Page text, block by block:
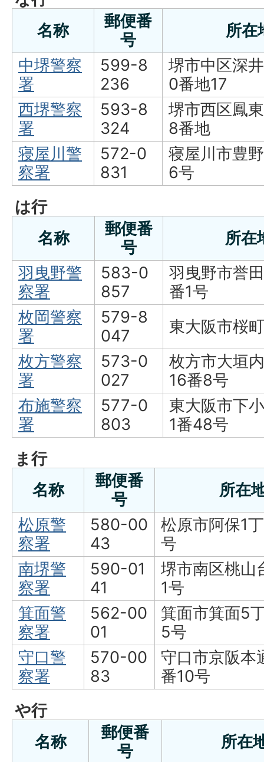
名称
郵便番
号
所在
中堺警察
署
599-8
236
堺市中区深
0番地17
西堺警察
署
593-8
324
堺市西区鳳
8番地
寝屋川警
察署
572-0
831
寝屋川市豊
6号
は行
名称
郵便番
号
所在
羽曳野警
察署
583-0
857
羽曳野市誉
番1号
枚岡警察
署
579-8
047
東大阪市桜
枚方警察
署
573-0
027
枚方市大垣
16番8号
布施警察
署
577-0
803
東大阪市下
1番48号
ま行
名称
郵便番
号
所在
松原警
察署
580-00
43
松原市阿保1
号
南堺警
察署
590-01
41
堺市南区桃山
1号
箕面警
察署
562-00
01
箕面市箕面5
5号
守口警
察署
570-00
83
守口市京阪本
番10号
や行
名称
郵便番
号
所在